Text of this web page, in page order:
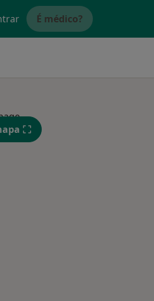
É médico?
Qui,
13 Ago